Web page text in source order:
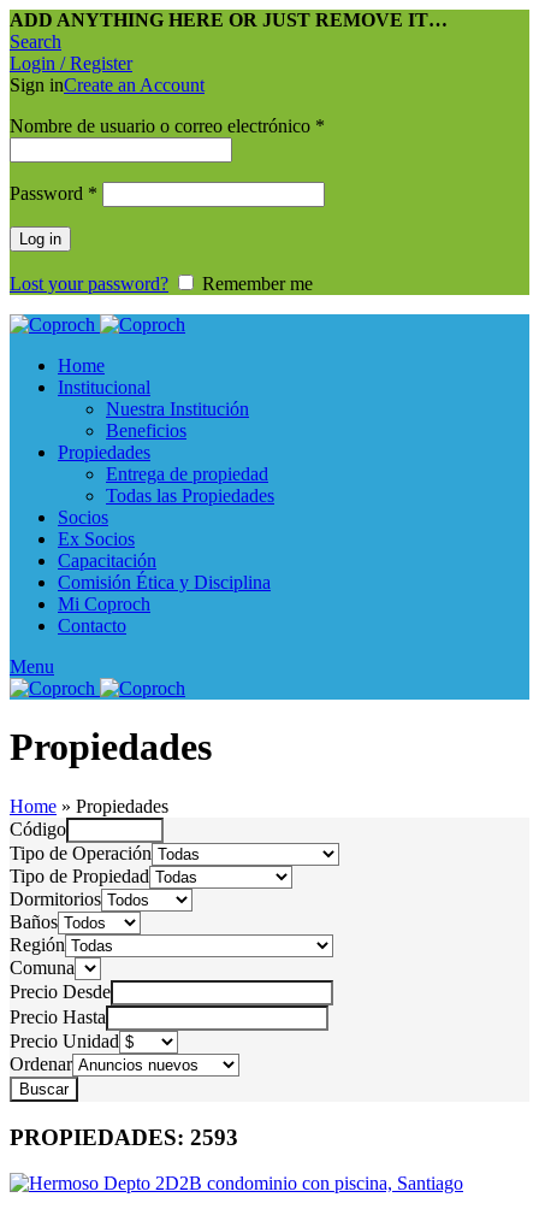
ADD ANYTHING HERE OR JUST REMOVE IT…
Search
Login / Register
Sign inCreate an Account
Nombre de usuario o correo electrónico *
Password *
Log in
Lost your password? Remember me
Home
Institucional
Nuestra Institución
Beneficios
Propiedades
Entrega de propiedad
Todas las Propiedades
Socios
Ex Socios
Capacitación
Comisión Ética y Disciplina
Mi Coproch
Contacto
Menu
Propiedades
Home » Propiedades
Código
Tipo de Operación
Tipo de Propiedad
Dormitorios
Baños
Región
Comuna
Precio Desde
Precio Hasta
Precio Unidad
Ordenar
PROPIEDADES: 2593